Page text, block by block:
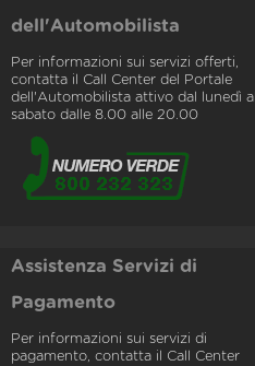
dell'Automobilista
Per informazioni sui servizi offerti,
contatta il Call Center del Portale
dell'Automobilista attivo dal lunedì al
sabato dalle 8.00 alle 20.00
Assistenza Servizi di
Pagamento
Per informazioni sui servizi di
pagamento, contatta il Call Center